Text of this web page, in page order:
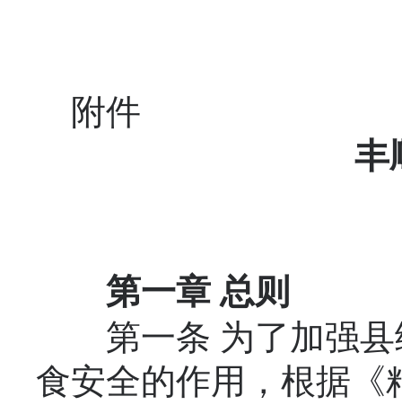
附件
丰
第一章 总则
第一条 为了加强县
食安全的作用，根据《